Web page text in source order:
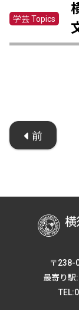
学芸 Topics
前
〒238-
最寄り